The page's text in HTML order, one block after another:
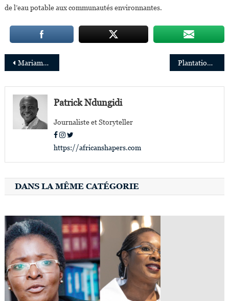
de l’eau potable aux communautés environnantes.
Navigation
de
l’article
Mariama Cire Sylla nommée Représentante résidente du Groupe de la Banque mondiale pour la Namibie Plantations et Huileries du Congo : un modèle de transformation axé sur la durabilité, l’autonomisation des femmes et l’impact social en RDC
Patrick Ndungidi
Journaliste et Storyteller
https://africanshapers.com
DANS LA MÊME CATÉGORIE